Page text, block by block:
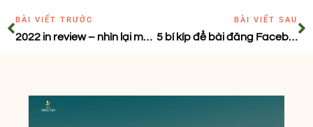
BÀI VIẾT TRƯỚC
2022 in review – nhìn lại một năm làm việc tự do
BÀI VIẾT SAU
5 bí kíp để bài đăng Facebook có tương tác tốt hơn